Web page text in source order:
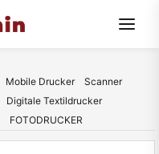
Mobile Drucker
Scanner
Digitale Textildrucker
FOTODRUCKER